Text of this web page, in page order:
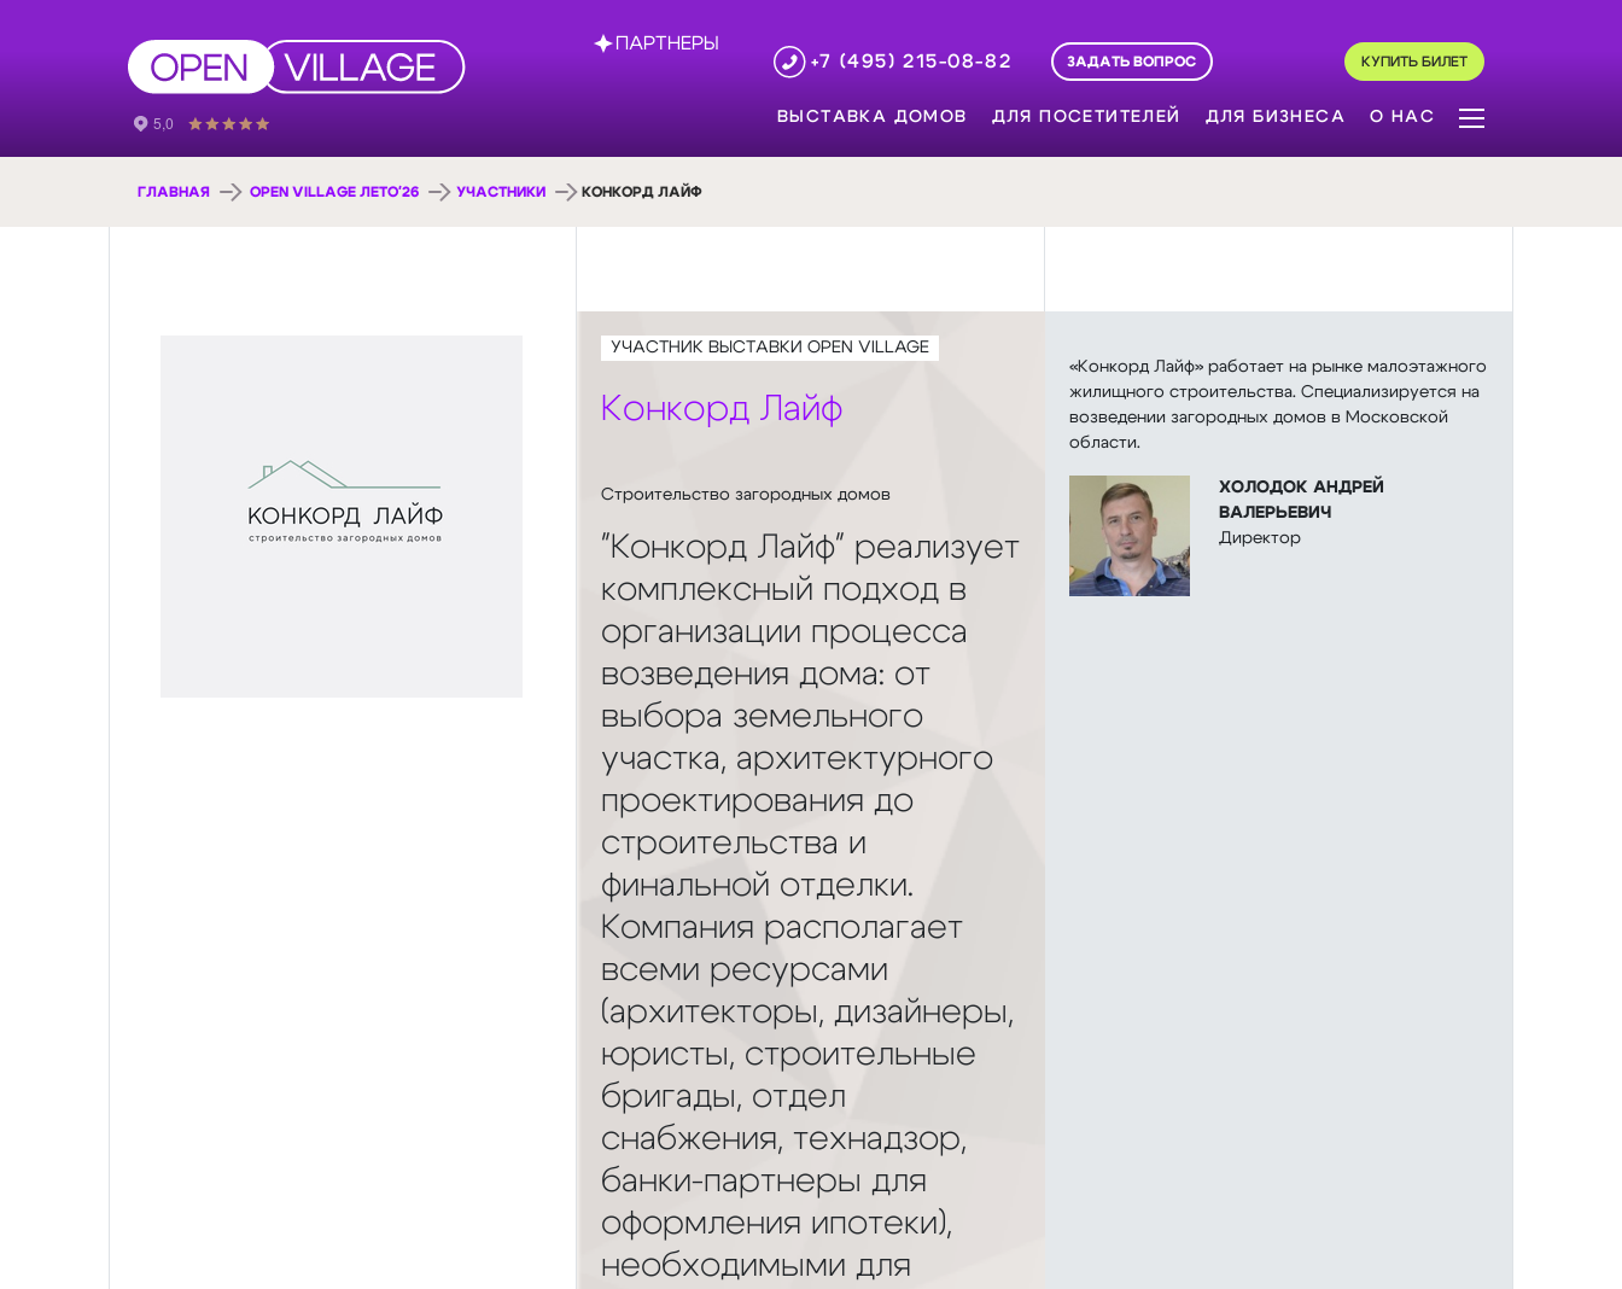
ПАРТНЕРЫ
+7 (495) 215-08-82
ЗАДАТЬ ВОПРОС КУПИТЬ БИЛЕТ
ВЫСТАВКА ДОМОВ ДЛЯ ПОСЕТИТЕЛЕЙ ДЛЯ БИЗНЕСА О НАС
ГЛАВНАЯ OPEN VILLAGE ЛЕТО'26 УЧАСТНИКИ КОНКОРД ЛАЙФ
УЧАСТНИК ВЫСТАВКИ OPEN VILLAGE
Конкорд Лайф
Строительство загородных домов
"Конкорд Лайф" реализует
комплексный подход в
организации процесса
возведения дома: от
выбора земельного
участка, архитектурного
проектирования до
строительства и
финальной отделки.
Компания располагает
всеми ресурсами
(архитекторы, дизайнеры,
юристы, строительные
бригады, отдел
снабжения, технадзор,
банки-партнеры для
оформления ипотеки),
необходимыми для
«Конкорд Лайф» работает на рынке малоэтажного
жилищного строительства. Специализируется на
возведении загородных домов в Московской
области.
ХОЛОДОК АНДРЕЙ
ВАЛЕРЬЕВИЧ
Директор